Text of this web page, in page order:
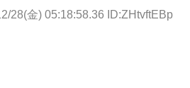
28(金) 05:18:58.36 ID:ZHtvftEBp